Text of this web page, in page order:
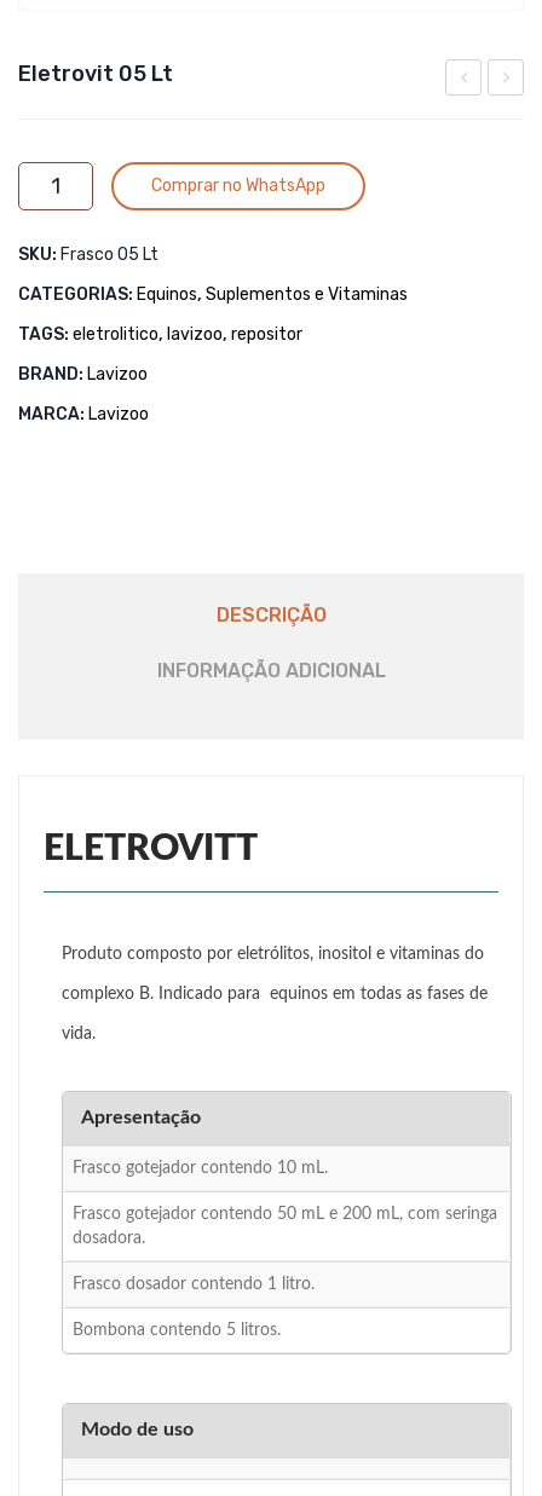
Eletrovit 05 Lt
Eletrovit
05
quantidade
Comprar no WhatsApp
SKU: Frasco 05 Lt
CATEGORIAS: Equinos, Suplementos e Vitaminas
TAGS: eletrolitico, lavizoo, repositor
BRAND: Lavizoo
MARCA: Lavizoo
DESCRIÇÃO
INFORMAÇÃO ADICIONAL
ELETROVITT
Produto composto por eletrólitos, inositol e vitaminas do
complexo B. Indicado para equinos em todas as fases de
vida.
Apresentação
Frasco gotejador contendo 10 mL.
Frasco gotejador contendo 50 mL e 200 mL, com seringa
dosadora.
Frasco dosador contendo 1 litro.
Bombona contendo 5 litros.
Modo de uso